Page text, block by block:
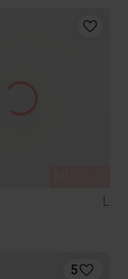
L
5